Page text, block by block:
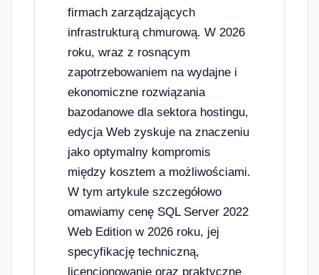
firmach zarządzających
infrastrukturą chmurową. W 2026
roku, wraz z rosnącym
zapotrzebowaniem na wydajne i
ekonomiczne rozwiązania
bazodanowe dla sektora hostingu,
edycja Web zyskuje na znaczeniu
jako optymalny kompromis
między kosztem a możliwościami.
W tym artykule szczegółowo
omawiamy cenę SQL Server 2022
Web Edition w 2026 roku, jej
specyfikację techniczną,
licencjonowanie oraz praktyczne